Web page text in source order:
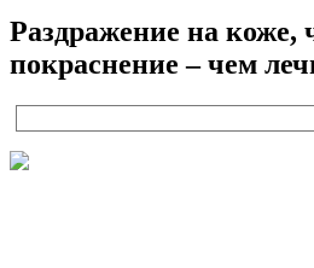
Раздражение на коже,
покраснение – чем